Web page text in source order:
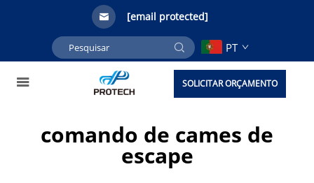
[email protected]
PT
SOLICITAR ORÇAMENTO
comando de cames de
escape